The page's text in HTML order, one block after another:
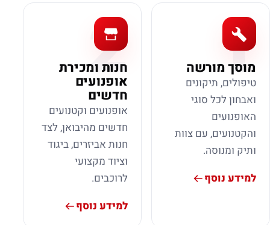
1
מוסך מורשה
טיפולים, תיקונים
ואבחון לכל סוגי
האופנועים
והקטנועים, עם צוות
ותיק ומנוסה.
למידע נוסף
2
חנות ומכירת
אופנועים
חדשים
אופנועים וקטנועים
חדשים מהיבואן, לצד
חנות אביזרים, ביגוד
וציוד מקצועי
לרוכבים.
למידע נוסף